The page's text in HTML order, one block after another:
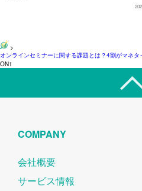
>
オンラインセミナーに関する課題とは？4割がマネ
ON1
COMPANY
会社概要
サービス情報